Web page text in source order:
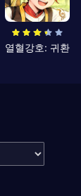
열혈강호: 귀환